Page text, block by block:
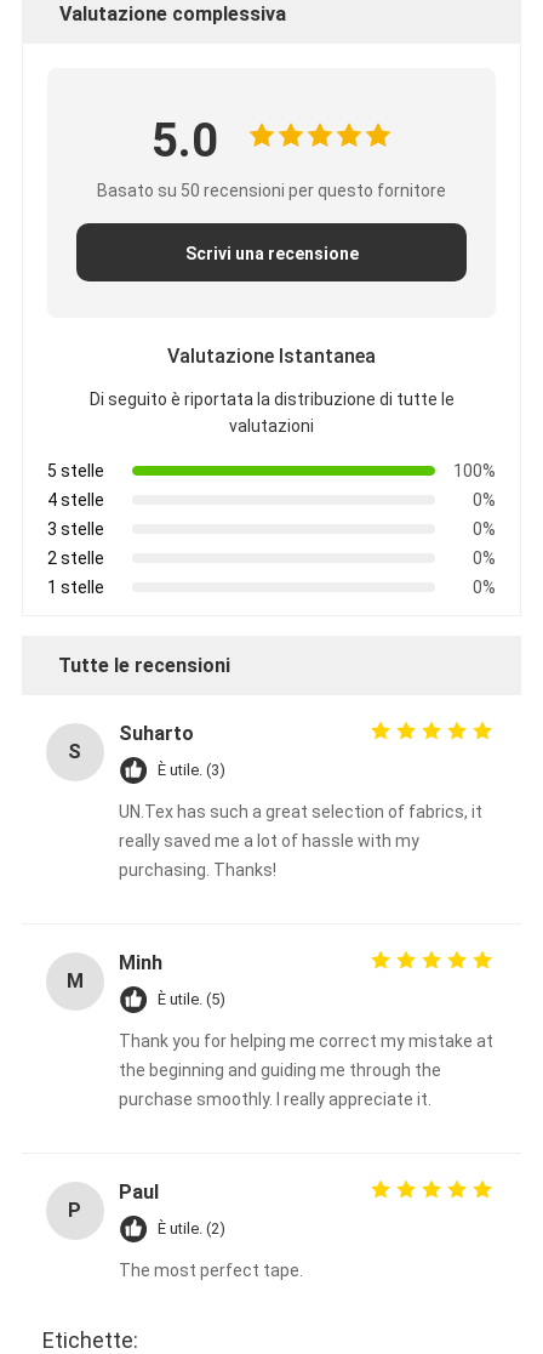
Valutazione complessiva
5.0
Basato su 50 recensioni per questo fornitore
Scrivi una recensione
Valutazione Istantanea
Di seguito è riportata la distribuzione di tutte le
valutazioni
5 stelle
100%
4 stelle
0%
3 stelle
0%
2 stelle
0%
1 stelle
0%
Tutte le recensioni
S
Suharto
È utile. (3)
UN.Tex has such a great selection of fabrics, it
really saved me a lot of hassle with my
purchasing. Thanks!
M
Minh
È utile. (5)
Thank you for helping me correct my mistake at
the beginning and guiding me through the
purchase smoothly. I really appreciate it.
P
Paul
È utile. (2)
The most perfect tape.
Etichette: